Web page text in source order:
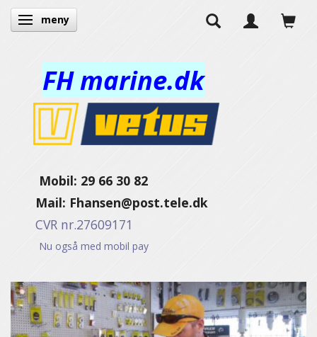
Ändra navigering
meny
FH marine.dk
Mobil: 29 66 30 82
Mail: Fhansen@post.tele.dk
CVR nr.27609171
Nu også med mobil pay